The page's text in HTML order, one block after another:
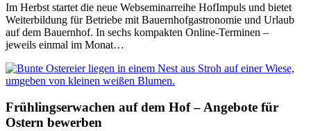
Im Herbst startet die neue Webseminarreihe HofImpuls und bietet
Weiterbildung für Betriebe mit Bauernhofgastronomie und Urlaub
auf dem Bauernhof. In sechs kompakten Online-Terminen –
jeweils einmal im Monat…
Frühlingserwachen auf dem Hof – Angebote für
Ostern bewerben